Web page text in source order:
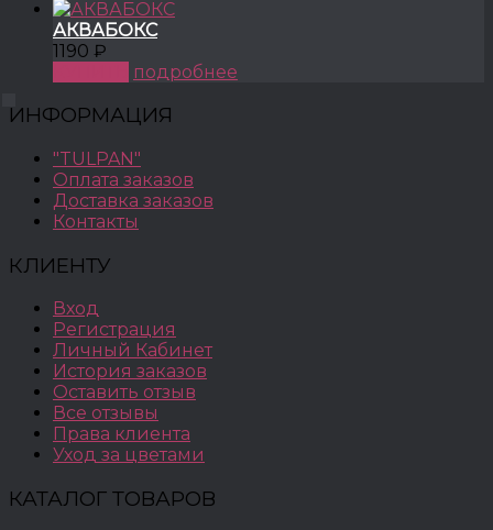
АКВАБОКС
1190 ₽
подробнее
ИНФОРМАЦИЯ
"TULPAN"
Оплата заказов
Доставка заказов
Контакты
КЛИЕНТУ
Вход
Регистрация
Личный Кабинет
История заказов
Оставить отзыв
Все отзывы
Права клиента
Уход за цветами
КАТАЛОГ ТОВАРОВ